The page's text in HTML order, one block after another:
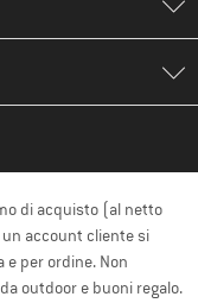
di acquisto (al netto
account cliente si
per ordine. Non
outdoor e buoni regalo.